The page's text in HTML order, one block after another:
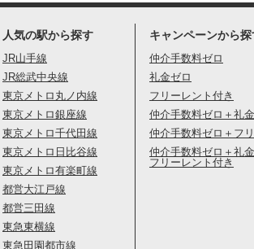
人気の駅から探す
JR山手線
JR総武中央線
東京メトロ丸ノ内線
東京メトロ銀座線
東京メトロ千代田線
東京メトロ日比谷線
東京メトロ有楽町線
都営大江戸線
都営三田線
東急東横線
東急田園都市線
キャンペーンから探
仲介手数料ゼロ
礼金ゼロ
フリーレント付き
仲介手数料ゼロ＋礼
仲介手数料ゼロ＋フ
仲介手数料ゼロ＋礼
フリーレント付き